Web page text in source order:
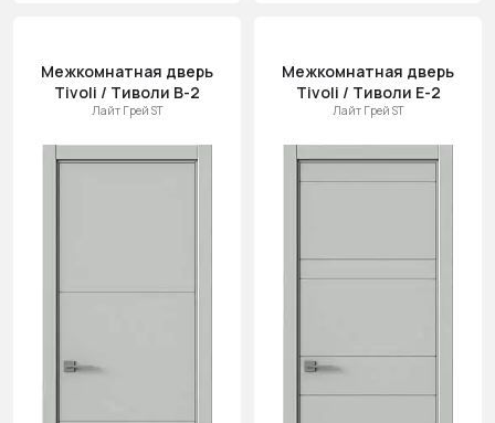
Межкомнатная дверь
Tivoli / Тиволи В-2
Лайт Грей ST
Межкомнатная дверь
Tivoli / Тиволи Е-2
Лайт Грей ST